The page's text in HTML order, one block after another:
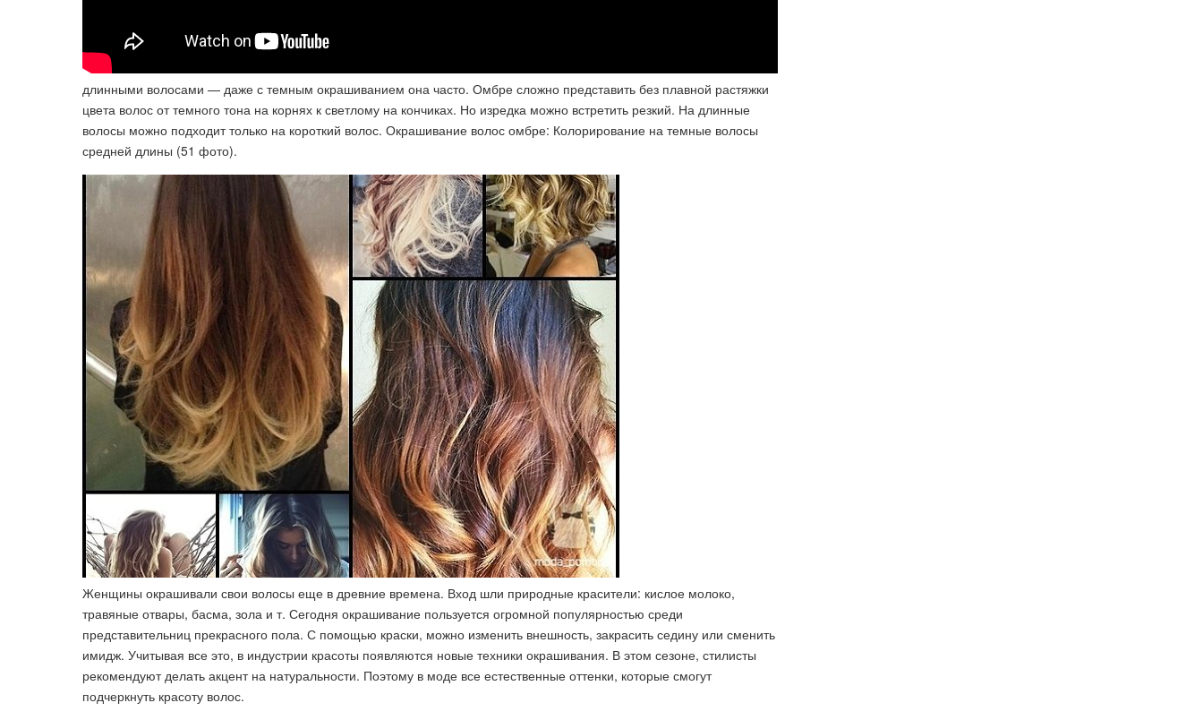
длинными волосами — даже с темным окрашиванием она часто. Омбре сложно представить без плавной растяжки
цвета волос от темного тона на корнях к светлому на кончиках. Но изредка можно встретить резкий​. На длинные
волосы можно подходит только на короткий волос. Окрашивание волос омбре: Колорирование на темные волосы
средней длины (51 фото).
Женщины окрашивали свои волосы еще в древние времена. Вход шли природные красители: кислое молоко,
травяные отвары, басма, зола и т. Сегодня окрашивание пользуется огромной популярностью среди
представительниц прекрасного пола. С помощью краски, можно изменить внешность, закрасить седину или сменить
имидж. Учитывая все это, в индустрии красоты появляются новые техники окрашивания. В этом сезоне, стилисты
рекомендуют делать акцент на натуральности. Поэтому в моде все естественные оттенки, которые смогут
подчеркнуть красоту волос.